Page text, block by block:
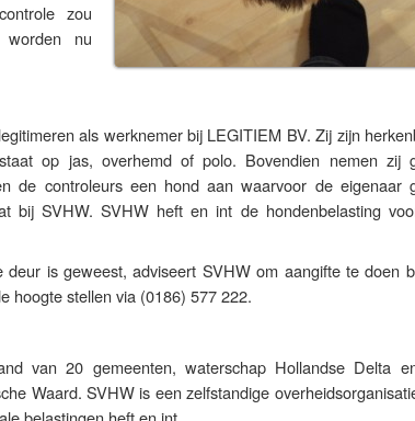
zou
worden nu
als werknemer bij LEGITIEM BV. Zij zijn
op jas, overhemd of polo. Bovendien nemen zij
de controleurs een hond aan waarvoor de eigenaar
bij SVHW. SVHW heft en int de hondenbelasting
is geweest, adviseert SVHW om aangifte te doen
hoogte stellen via (0186) 577 222.
van 20 gemeenten, waterschap Hollandse Delta
Waard. SVHW is een zelfstandige